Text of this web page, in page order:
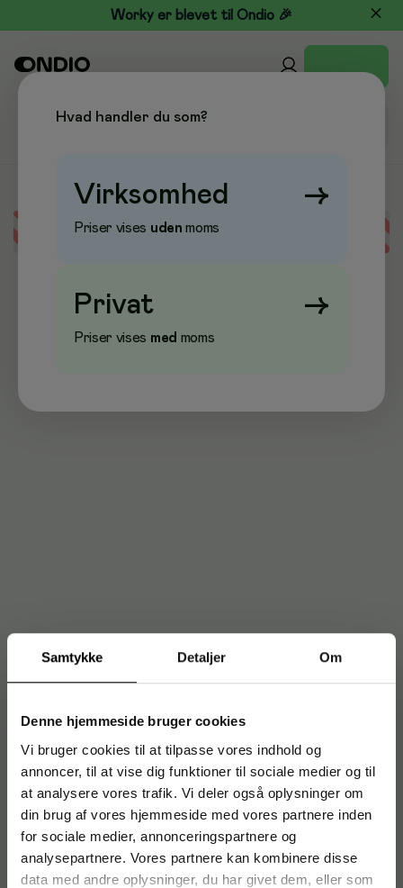
Samtykke Detaljer Om
Denne hjemmeside bruger cookies
Vi bruger cookies til at tilpasse vores indhold og
annoncer, til at vise dig funktioner til sociale medier og til
at analysere vores trafik. Vi deler også oplysninger om
din brug af vores hjemmeside med vores partnere inden
for sociale medier, annonceringspartnere og
analysepartnere. Vores partnere kan kombinere disse
data med andre oplysninger, du har givet dem, eller som
Worky er blevet til Ondio 🎉
Error loading data
Hvad handler du som?
Virksomhed →
Priser vises uden moms
Privat →
Priser vises med moms